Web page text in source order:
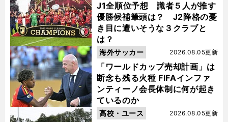
J1全順位予想 識者５人が推す
優勝候補筆頭は？ J2降格の憂
き目に遭いそうな３クラブと
は？
「ワールドカップ売却計画」は
断念も残る火種 FIFAインファ
ンティーノ会長体制に何が起き
ているのか
2026.08.05更新
海外サッカー
2026.08.05更新
高校・ユース